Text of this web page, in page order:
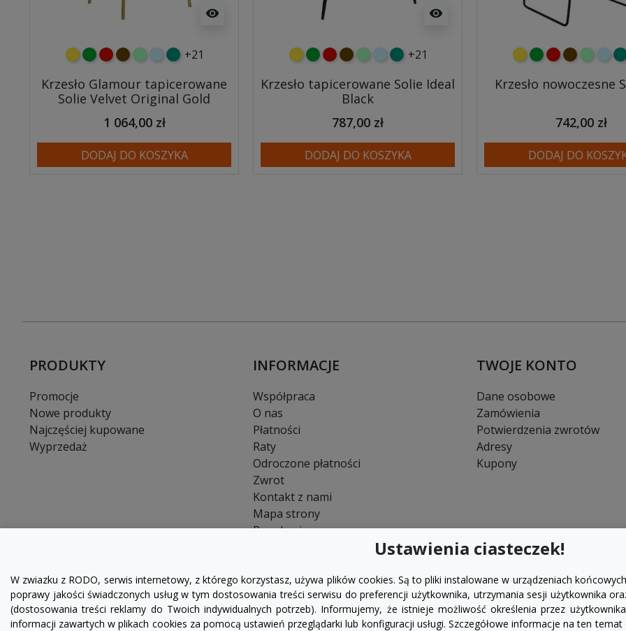
visibility
żółtyzielonyczerwony
czekoladowy
miętowybłękitny
turkusowy
+21
Krzesło Glamour tapicerowane
Solie Velvet Original Gold
1 064,00 zł
DODAJ DO KOSZYKA
visibility
żółtyzielonyczerwony
czekoladowy
miętowybłękitny
turkusowy
+21
Krzesło tapicerowane Solie Ideal
Black
787,00 zł
DODAJ DO KOSZYKA
żółtyzielonyczerwonymiętowy
Krzesło nowoczesne
742,00 zł
DODAJ DO
Ustawienia ciasteczek!
W zwiazku z RODO, serwis internetowy, z którego korzystasz, używa plików cookies. Są to pliki instalowane w urządzeniach
poprawy jakości świadczonych usług w tym dostosowania treści serwisu do preferencji użytkownika, utrzymania sesji użytkownika
(dostosowania treści reklamy do Twoich indywidualnych potrzeb). Informujemy, że istnieje możliwość określenia przez
informacji zawartych w plikach cookies za pomocą ustawień przeglądarki lub konfiguracji usługi. Szczegółowe informacje na ten
PRODUKTY
Promocje
Nowe produkty
Najczęściej kupowane
Wyprzedaż
INFORMACJE
Współpraca
O nas
Płatności
Raty
Odroczone płatności
Zwrot
Kontakt z nami
Mapa strony
Regulamin
TWOJE KONTO
Dane osobowe
Zamówienia
Potwierdzenia zwrotów
Adresy
Kupony